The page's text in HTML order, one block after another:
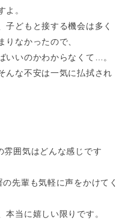
よ。
子どもと接する機会は多く
りなかったので、
いいのかわからなくて…。
んな不安は一気に払拭され
雰囲気はどんな感じです
先輩も気軽に声をかけてく
当に嬉しい限りです。